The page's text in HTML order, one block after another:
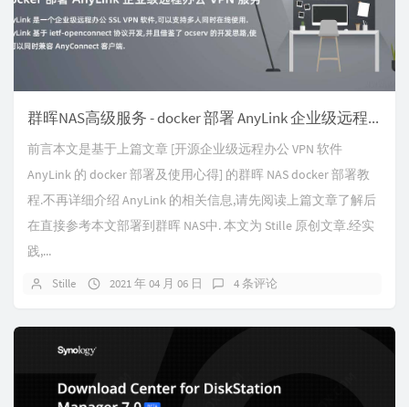
群晖NAS高级服务 - docker 部署 AnyLink 企业级远程办公 VPN 服务
前言本文是基于上篇文章 [开源企业级远程办公 VPN 软件
AnyLink 的 docker 部署及使用心得] 的群晖 NAS docker 部署教
程.不再详细介绍 AnyLink 的相关信息,请先阅读上篇文章了解后
在直接参考本文部署到群晖 NAS中. 本文为 Stille 原创文章.经实
践,...
Stille 2021 年 04 月 06 日 4 条评论